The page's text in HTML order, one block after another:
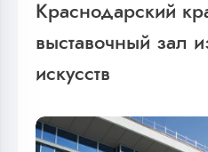
Краснодарский
выставочный зал
искусств